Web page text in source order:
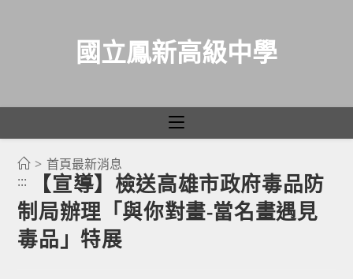
國立鳳新高級中學
> 首頁最新消息
:::
【宣導】檢送高雄市政府毒品防
制局辦理「與你對畫-當名畫遇見
毒品」特展